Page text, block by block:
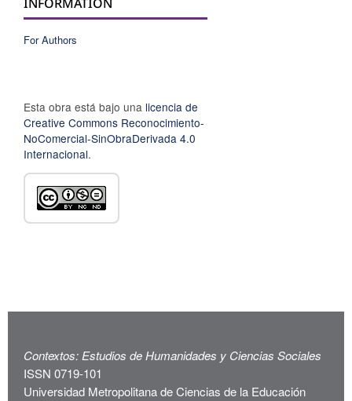
For Authors
Esta obra está bajo una licencia de
Creative Commons Reconocimiento-
NoComercial-SinObraDerivada 4.0
Internacional.
Contextos: Estudios de Humanidades y Ciencias Sociales
ISSN 0719-101
Universidad Metropolitana de Ciencias de la Educación